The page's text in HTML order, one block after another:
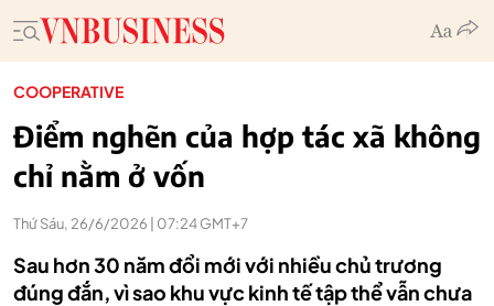
COOPERATIVE
Điểm nghẽn của hợp tác xã không
chỉ nằm ở vốn
Thứ Sáu, 26/6/2026 | 07:24 GMT+7
Sau hơn 30 năm đổi mới với nhiều chủ trương
đúng đắn, vì sao khu vực kinh tế tập thể vẫn chưa